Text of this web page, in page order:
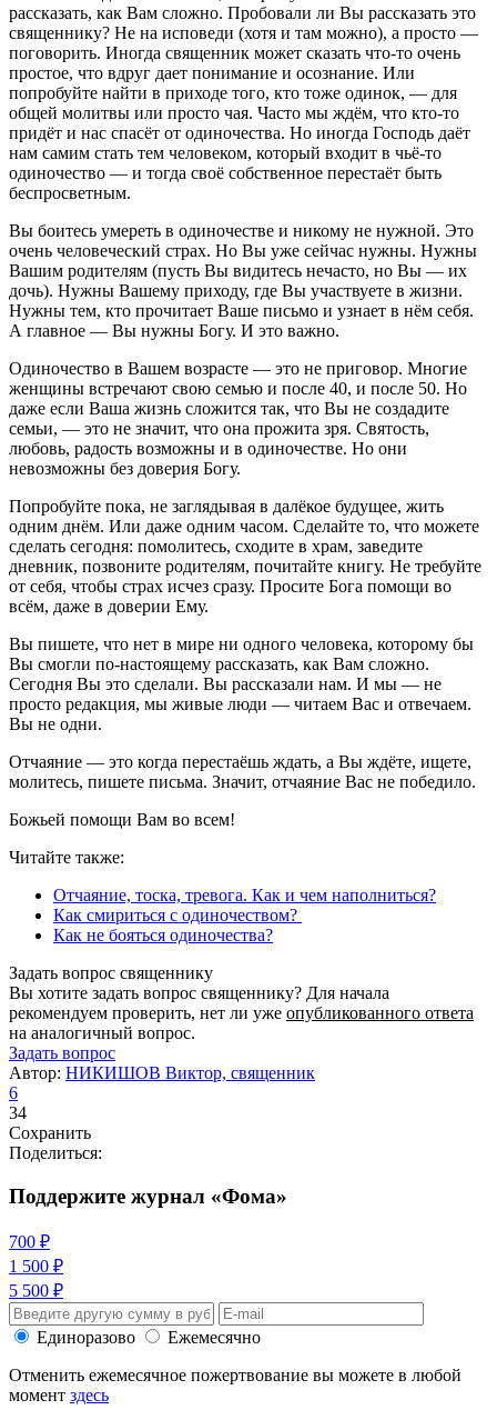
рассказать, как Вам сложно. Пробовали ли Вы рассказать это
священнику? Не на исповеди (хотя и там можно), а просто —
поговорить. Иногда священник может сказать что-то очень
простое, что вдруг дает понимание и осознание. Или
попробуйте найти в приходе того, кто тоже одинок, — для
общей молитвы или просто чая. Часто мы ждём, что кто-то
придёт и нас спасёт от одиночества. Но иногда Господь даёт
нам самим стать тем человеком, который входит в чьё-то
одиночество — и тогда своё собственное перестаёт быть
беспросветным.
Вы боитесь умереть в одиночестве и никому не нужной. Это
очень человеческий страх. Но Вы уже сейчас нужны. Нужны
Вашим родителям (пусть Вы видитесь нечасто, но Вы — их
дочь). Нужны Вашему приходу, где Вы участвуете в жизни.
Нужны тем, кто прочитает Ваше письмо и узнает в нём себя.
А главное — Вы нужны Богу. И это важно.
Одиночество в Вашем возрасте — это не приговор. Многие
женщины встречают свою семью и после 40, и после 50. Но
даже если Ваша жизнь сложится так, что Вы не создадите
семьи, — это не значит, что она прожита зря. Святость,
любовь, радость возможны и в одиночестве. Но они
невозможны без доверия Богу.
Попробуйте пока, не заглядывая в далёкое будущее, жить
одним днём. Или даже одним часом. Сделайте то, что можете
сделать сегодня: помолитесь, сходите в храм, заведите
дневник, позвоните родителям, почитайте книгу. Не требуйте
от себя, чтобы страх исчез сразу. Просите Бога помощи во
всём, даже в доверии Ему.
Вы пишете, что нет в мире ни одного человека, которому бы
Вы смогли по-настоящему рассказать, как Вам сложно.
Сегодня Вы это сделали. Вы рассказали нам. И мы — не
просто редакция, мы живые люди — читаем Вас и отвечаем.
Вы не одни.
Отчаяние — это когда перестаёшь ждать, а Вы ждёте, ищете,
молитесь, пишете письма. Значит, отчаяние Вас не победило.
Божьей помощи Вам во всем!
Читайте также:
Отчаяние, тоска, тревога. Как и чем наполниться?
Как смириться с одиночеством?
Как не бояться одиночества?
Задать вопрос священнику
Вы хотите задать вопрос священнику? Для начала
рекомендуем проверить, нет ли уже опубликованного ответа
на аналогичный вопрос.
Задать вопрос
Автор: НИКИШОВ Виктор, священник
6
34
Сохранить
Поделиться:
Поддержите журнал «Фома»
700 ₽
1 500 ₽
5 500 ₽
Единоразово
Ежемесячно
Отменить ежемесячное пожертвование вы можете в любой
момент здесь